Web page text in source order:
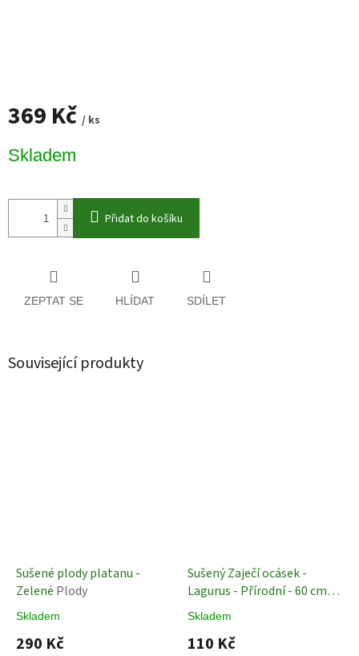
369 Kč / ks
cena:
Skladem
Přidat do košíku
ZEPTAT SE HLÍDAT SDÍLET
Související produkty
Sušené plody platanu -
Zelené Plody
Skladem
290 Kč
Sušený Zaječí ocásek -
Lagurus - Přírodní - 60 cm
Sušené rostliny
Skladem
110 Kč